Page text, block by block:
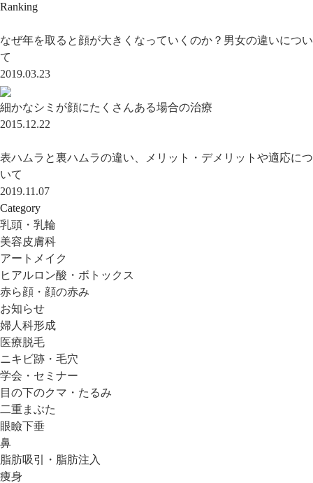
Ranking
なぜ年を取ると顔が大きくなっていくのか？男女の違いについ
て
2019.03.23
細かなシミが顔にたくさんある場合の治療
2015.12.22
表ハムラと裏ハムラの違い、メリット・デメリットや適応につ
いて
2019.11.07
Category
乳頭・乳輪
美容皮膚科
アートメイク
ヒアルロン酸・ボトックス
赤ら顔・顔の赤み
お知らせ
婦人科形成
医療脱毛
ニキビ跡・毛穴
学会・セミナー
目の下のクマ・たるみ
二重まぶた
眼瞼下垂
鼻
脂肪吸引・脂肪注入
痩身